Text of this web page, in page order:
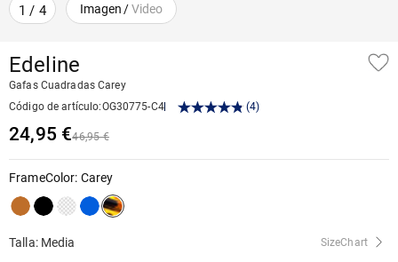
1 / 4 Imagen /Video
Edeline
Gafas Cuadradas Carey
Código de artículo:OG30775-C4 (4)
24,95 €46,95 €
FrameColor: Carey
Talla: Media SizeChart